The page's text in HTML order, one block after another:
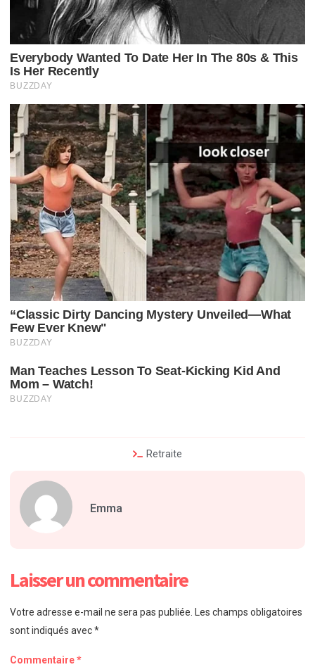
Retraite
Emma
Laisser un commentaire
Votre adresse e-mail ne sera pas publiée. Les champs obligatoires
sont indiqués avec*
Commentaire*